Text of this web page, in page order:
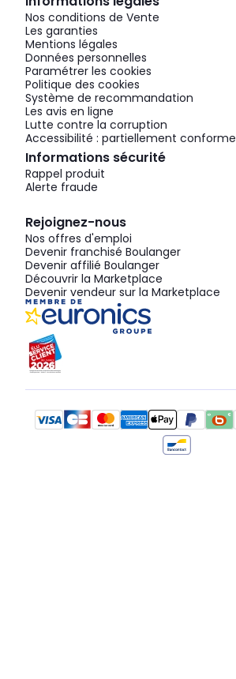
Nos conditions de Vente
Les garanties
Mentions légales
Données personnelles
Paramétrer les cookies
Politique des cookies
Système de recommandation
Les avis en ligne
Lutte contre la corruption
Accessibilité : partiellement conforme
Informations sécurité
Rappel produit
Alerte fraude
Rejoignez-nous
Nos offres d'emploi
Devenir franchisé Boulanger
Devenir affilié Boulanger
Découvrir la Marketplace
Devenir vendeur sur la Marketplace